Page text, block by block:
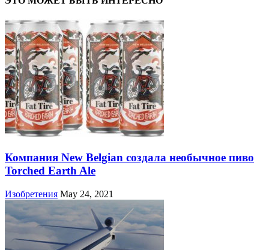
Компания New Belgian создала необычное пиво
Torched Earth Ale
Изобретения May 24, 2021